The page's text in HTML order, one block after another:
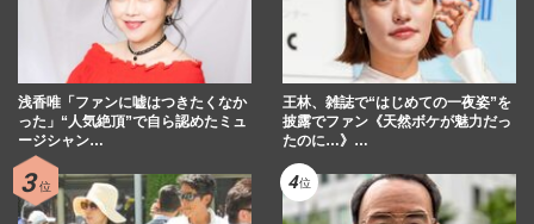
浅香唯「ファンに嘘はつきたくなか
った」“人気絶頂”で自ら認めたミュ
ージシャン…
王林、雑誌で“はじめての一夜姿”を
披露でファン《天然ボケが魅力だっ
たのに…》…